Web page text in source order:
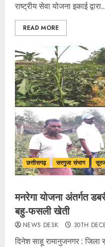
राष्ट्रीय सेवा योजना इकाई
READ MORE
छत्तीसगढ़ सरगुजा संभाग
मनरेगा योजना अंतर्गत
बहु-फसली खेती
NEWS DESK 30TH
दिनेश साहू रामानुजनगर :